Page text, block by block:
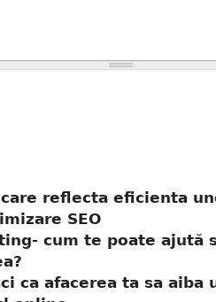
reflecta eficienta
SEO
cum te poate ajută
ca afacerea ta sa aiba